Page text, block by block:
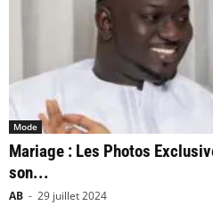
Mode
Mariage : Les Photos
son...
AB - 29 juillet 2024